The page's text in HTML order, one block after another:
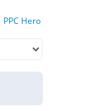
РРС Hero